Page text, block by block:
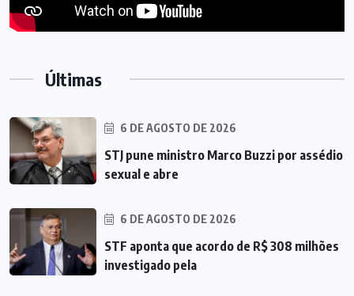
Últimas
6 DE AGOSTO DE 2026
STJ pune ministro Marco Buzzi por assédio
sexual e abre
6 DE AGOSTO DE 2026
STF aponta que acordo de R$ 308 milhões
investigado pela